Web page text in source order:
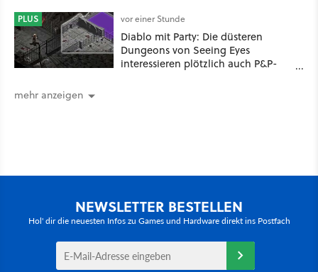
PLUS vor einer Stunde
Diablo mit Party: Die düsteren
Dungeons von Seeing Eyes
interessieren plötzlich auch P&P-
mehr anzeigen
NEWSLETTER BESTELLEN
Hol' dir die neuesten Infos zu Games und Hardware direkt ins Postfach